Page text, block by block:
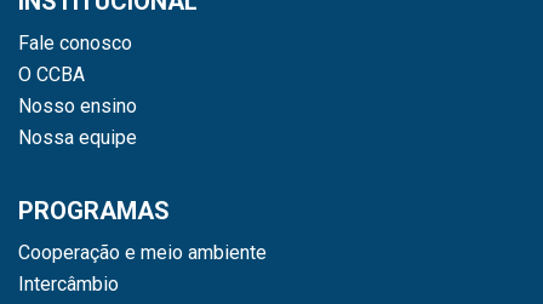
Fale conosco
O CCBA
Nosso ensino
Nossa equipe
PROGRAMAS
Cooperação e meio ambiente
Intercâmbio